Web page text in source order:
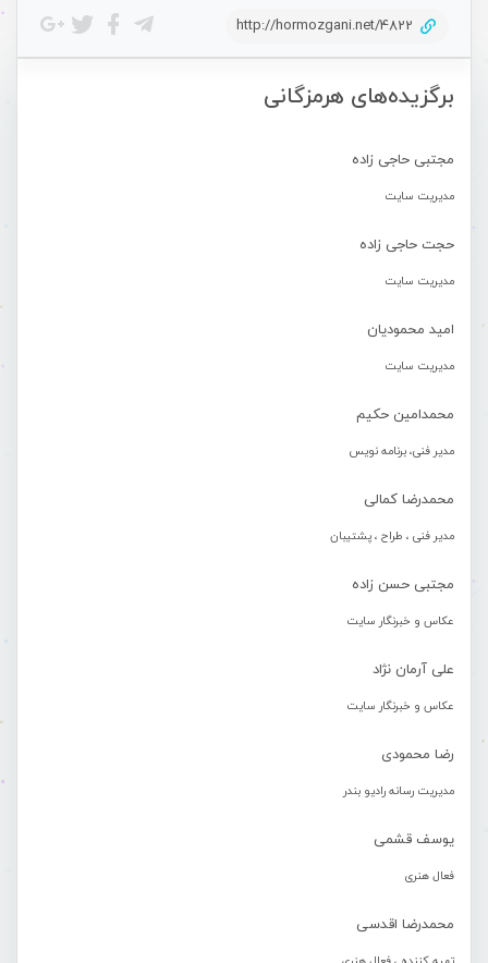
برگزیده‌های هرمزگانی
مجتبی حاجی زاده
مدیریت سایت
حجت حاجی زاده
مدیریت سایت
امید محمودیان
مدیریت سایت
محمدامین حکیم
مدیر فنی، برنامه نویس
محمدرضا کمالی
مدیر فنی ، طراح ، پشتیبان
مجتبی حسن زاده
عکاس و خبرنگار سایت
علی آرمان نژاد
عکاس و خبرنگار سایت
رضا محمودی
مدیریت رسانه رادیو بندر
یوسف قشمی
فعال هنری
محمدرضا اقدسی
http://hormozgani.net/4822